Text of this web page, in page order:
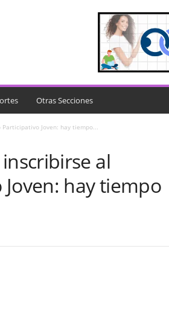
Otras Secciones
Joven: hay tiempo...
al
hay tiempo